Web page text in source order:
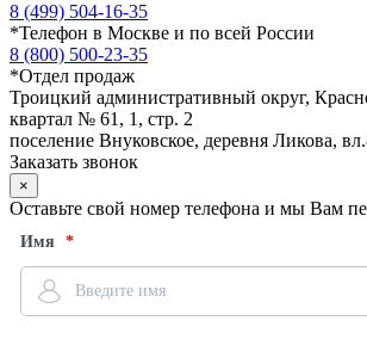
8 (499) 504-16-35
*Телефон в Москве и по всей России
8 (800) 500-23-35
*Отдел продаж
Троицкий административный округ,
квартал № 61, 1, стр. 2
поселение Внуковское, деревня Ликова,
Заказать звонок
×
Оставьте свой номер телефона и мы Вам
Имя